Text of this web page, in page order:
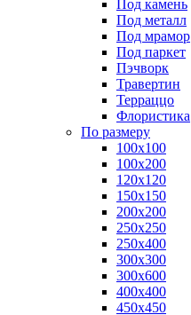
Под камень
Под металл
Под мрамор
Под паркет
Пэчворк
Травертин
Терраццо
Флористика
По размеру
100х100
100х200
120х120
150х150
200х200
250х250
250х400
300х300
300х600
400х400
450х450